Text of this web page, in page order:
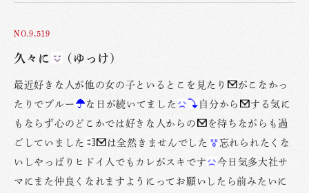
NO.9,519
久々に (ゆっけ)
最近好きな人が他の女の子といるとこを見たり
がこなかっ
たりでブルー
な日が続いてました 自分から
する気に
もならず心のどこかでは好きな人からの
を待ちながらも過
ごしていました
は全然きませんでした
忘れられたくな
いしやっばりヒドイ人でもカレがスキです
今日気多大社サ
マにまた仲良くなれますようにってお願いしたら前みたいに